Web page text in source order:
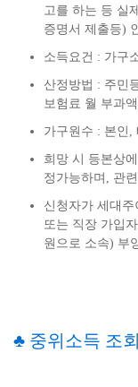
고를 하는 등 실
증명서 제출등)
소득요건 : 가구
산정방법 : 주민
보험료 월 부과
가구원수 : 본인,
희망 시 등본상
정가능하며, 관
신청자가 세대
또는 직장 가입
원으로 소속) 부
♣ 중위소득 조